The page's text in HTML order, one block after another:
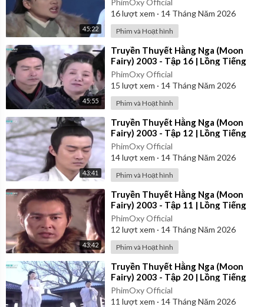
45:22
16lượt xem · 14 Tháng Năm 2026
Phim và Hoạt hình
45:55
⁣Truyền Thuyết Hằng Nga (Moon
Fairy) 2003 - Tập 16 | Lồng Tiếng
PhimOxy Official
15 lượt xem · 14 Tháng Năm 2026
Phim và Hoạt hình
43:41
⁣Truyền Thuyết Hằng Nga (Moon
Fairy) 2003 - Tập 12 | Lồng Tiếng
PhimOxy Official
14lượt xem · 14 Tháng Năm 2026
Phim và Hoạt hình
43:42
⁣Truyền Thuyết Hằng Nga (Moon
Fairy) 2003 - Tập 11 | Lồng Tiếng
PhimOxy Official
12 lượt xem · 14 Tháng Năm 2026
Phim và Hoạt hình
⁣Truyền Thuyết Hằng Nga (Moon
Fairy) 2003 - Tập 20 | Lồng Tiếng
PhimOxy Official
11 lượt xem · 14 Tháng Năm 2026